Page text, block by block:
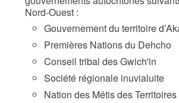
Nord-Ouest :
Gouvernement du territoire
Premières Nations du Dehcho
Conseil tribal des Gwich'in
Société régionale inuvialuite
Nation des Métis des